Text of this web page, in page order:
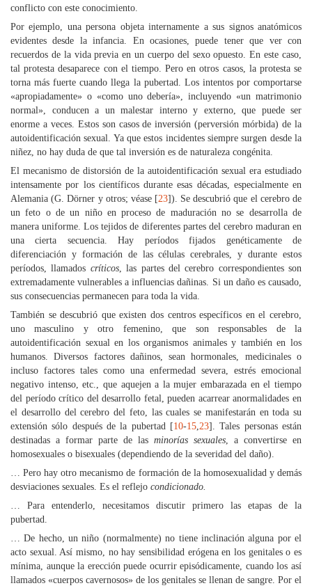
conflicto con este conocimiento.
Por ejemplo, una persona objeta internamente a sus signos anatómicos
evidentes desde la infancia. En ocasiones, puede tener que ver con
recuerdos de la vida previa en un cuerpo del sexo opuesto. En este caso,
tal protesta desaparece con el tiempo. Pero en otros casos, la protesta se
torna más fuerte cuando llega la pubertad. Los intentos por comportarse
«apropiadamente» o «como uno debería», incluyendo «un matrimonio
normal», conducen a un malestar interno y externo, que puede ser
enorme a veces. Estos son casos de inversión (perversión mórbida) de la
autoidentificación sexual. Ya que estos incidentes siempre surgen desde la
niñez, no hay duda de que tal inversión es de naturaleza congénita.
El mecanismo de distorsión de la autoidentificación sexual era estudiado
intensamente por los científicos durante esas décadas, especialmente en
Alemania (G. Dörner y otros; véase [23]). Se descubrió que el cerebro de
un feto o de un niño en proceso de maduración no se desarrolla de
manera uniforme. Los tejidos de diferentes partes del cerebro maduran en
una cierta secuencia. Hay períodos fijados genéticamente de
diferenciación y formación de las células cerebrales, y durante estos
períodos, llamados críticos, las partes del cerebro correspondientes son
extremadamente vulnerables a influencias dañinas. Si un daño es causado,
sus consecuencias permanecen para toda la vida.
También se descubrió que existen dos centros específicos en el cerebro,
uno masculino y otro femenino, que son responsables de la
autoidentificación sexual en los organismos animales y también en los
humanos. Diversos factores dañinos, sean hormonales, medicinales o
incluso factores tales como una enfermedad severa, estrés emocional
negativo intenso, etc., que aquejen a la mujer embarazada en el tiempo
del período crítico del desarrollo fetal, pueden acarrear anormalidades en
el desarrollo del cerebro del feto, las cuales se manifestarán en toda su
extensión sólo después de la pubertad [10-15,23]. Tales personas están
destinadas a formar parte de las minorías sexuales, a convertirse en
homosexuales o bisexuales (dependiendo de la severidad del daño).
… Pero hay otro mecanismo de formación de la homosexualidad y demás
desviaciones sexuales. Es el reflejo condicionado.
… Para entenderlo, necesitamos discutir primero las etapas de la
pubertad.
… De hecho, un niño (normalmente) no tiene inclinación alguna por el
acto sexual. Así mismo, no hay sensibilidad erógena en los genitales o es
mínima, aunque la erección puede ocurrir episódicamente, cuando los así
llamados «cuerpos cavernosos» de los genitales se llenan de sangre. Por el